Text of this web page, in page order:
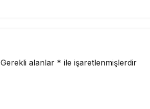
Gerekli alanlar * ile işaretlenmişlerdir